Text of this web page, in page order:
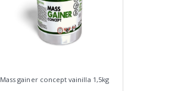
Mass gainer concept vainilla 1,5kg